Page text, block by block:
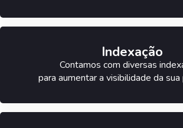
Indexação
Contamos com diversas
para aumentar a visibilidade da sua